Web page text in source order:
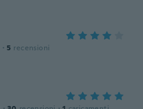
· 5 recensioni